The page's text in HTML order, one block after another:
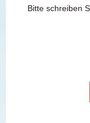
Bitte schreiben